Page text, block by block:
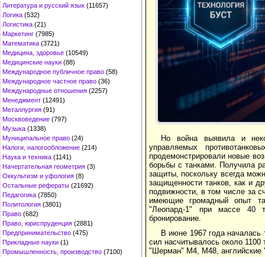
Литература и русский язык (11657)
Логика (532)
Логистика (21)
Маркетинг (7985)
Математика (3721)
Медицина, здоровье (10549)
Медицинские науки (88)
Международное публичное право (58)
Международное частное право (36)
Международные отношения (2257)
Менеджмент (12491)
Металлургия (91)
Москвоведение (797)
Музыка (1338)
Муниципальное право (24)
Налоги, налогообложение (214)
Наука и техника (1141)
Начертательная геометрия (3)
Оккультизм и уфология (8)
Остальные рефераты (21692)
Педагогика (7850)
Политология (3801)
Право (682)
Право, юриспруденция (2881)
Предпринимательство (475)
Прикладные науки (1)
Промышленность, производство (7100)
Но война выявила и
управляемых
продемонстрировали новые
борьбы с танками. Получила
защиты, поскольку всегда
защищенности танков, как и
подвижности, в том числе за
имеющие громадный опыт
"Леопард-1" при массе 40
бронирование.
В июне 1967 года началась
сил насчитывалось около 1100
"Шерман" М4, М48, английские